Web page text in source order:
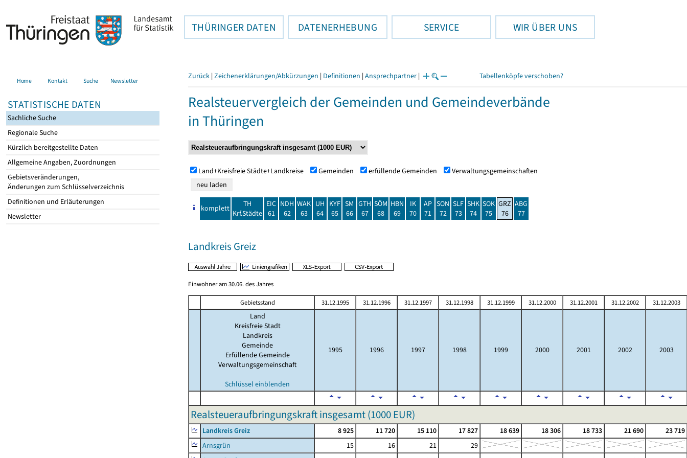
THÜRINGER DATEN DATENERHEBUNG SERVICE WIR ÜBER UNS
Home Kontakt Suche Newsletter
STATISTISCHE DATEN
Sachliche Suche
Regionale Suche
Kürzlich bereitgestellte Daten
Allgemeine Angaben, Zuordnungen
Gebietsveränderungen,
Änderungen zum Schlüsselverzeichnis
Definitionen und Erläuterungen
Newsletter
Zurück | Zeichenerklärungen/Abkürzungen | Definitionen | Ansprechpartner | Tabellenköpfe verschoben?
Realsteuervergleich der Gemeinden und Gemeindeverbände
in Thüringen
Land+Kreisfreie Städte+Landkreise Gemeinden erfüllende Gemeinden Verwaltungsgemeinschaften
komplett
TH
Krf.Städte
EIC
61
NDH
62
WAK
63
UH
64
KYF
65
SM
66
GTH
67
SÖM
68
HBN
69
IK
70
AP
71
SON
72
SLF
73
SHK
74
SOK
75
GRZ
76
ABG
77
Landkreis Greiz
Einwohner am 30.06. des Jahres
Gebietsstand 31.12.1995 31.12.1996 31.12.1997 31.12.1998 31.12.1999 31.12.2000 31.12.2001 31.12.2002 31.12.2003
Land
Kreisfreie Stadt
Landkreis
Gemeinde
Erfüllende Gemeinde
Verwaltungsgemeinschaft
Schlüssel einblenden
1995 1996 1997 1998 1999 2000 2001 2002 2003
Realsteueraufbringungskraft insgesamt (1000 EUR)
Landkreis Greiz 8 925 11 720 15 110 17 827 18 639 18 306 18 733 21 690
23 719
Arnsgrün
15 16 21
29